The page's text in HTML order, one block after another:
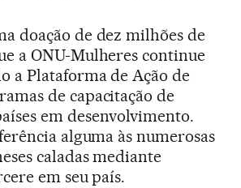
doação de dez milhões de
a ONU-Mulheres continue
a Plataforma de Ação de
de capacitação de
em desenvolvimento.
alguma às numerosas
caladas mediante
em seu país.